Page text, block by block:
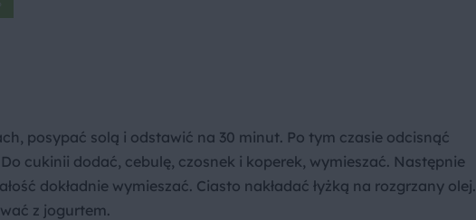
posypać solą i odstawić na 30 minut. Po tym czasie odcisnąć
cukinii dodać, cebulę, czosnek i koperek, wymieszać. Następnie
dokładnie wymieszać. Ciasto nakładać łyżką na rozgrzany olej.
z jogurtem.